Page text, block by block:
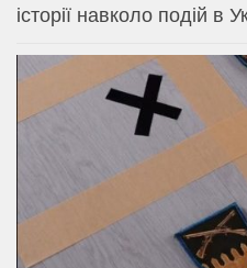
історії навколо подій в